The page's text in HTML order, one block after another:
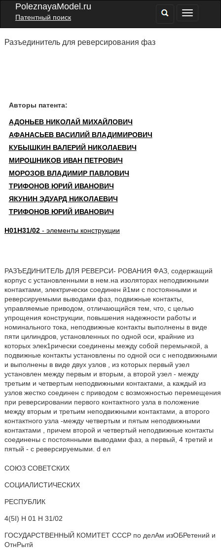
PoleznayaModel.ru
Патентный поиск
Разъединитель для реверсирования фаз
Авторы патента:
АДОНЬЕВ НИКОЛАЙ МИХАЙЛОВИЧ
АФАНАСЬЕВ ВАСИЛИЙ ВЛАДИМИРОВИЧ
КУБЫШКИН ВАЛЕРИЙ НИКОЛАЕВИЧ
МИРОШНИКОВ ИВАН ПЕТРОВИЧ
МОРОЗОВ ВЛАДИМИР ПАВЛОВИЧ
ТРИФОНОВ ЮРИЙ ИВАНОВИЧ
ЯКУНИН ЭДУАРД НИКОЛАЕВИЧ
ТРИФОНОВ ЮРИЙ ИВАНОВИЧ
H01H31/02- элементы конструкции
РАЗЪЕДИНИТЕЛЬ ДЛЯ РЕВЕРСИ- РОВАНИЯ ФАЗ, содержащий
корпус с установленными в нем.на изоляторах неподвижными
контактами, электрически соединен й1ми с постоянными и
реверсируемыми выводами фаз, подвижные контакты,
управляемые приводом, отличающийся тем, что, с целью
упрощения конструкции, повышения надежности работы и
номинального тока, неподвижные контакты выполнены в виде
пяти цилиндров, установленных по одной оси, крайние из
которых элек1рически соединены между собой перемычкой, а
подвижные контакты установлены по одной оси с неподвижными
и выполнены в виде двух узлов , из которых первый узел
установлен между первым и вторым, а второй узел - между
третьим и четвертым неподвижными контактами, а каждый из
узлов жестко соединен с приводом с возможностью перемещения
при реверсировании первого контактного узла в положение
между вторым и третьим неподвижными контактами, а второго
контактного узла -между четвертым и пятым неподвижными
контактами , причем второй и четвертый неподвижные контакты
соединены с постоянными выводами фаз, а первый, 4 третий и
пятый - с реверсируемыми. d ел
СОЮЗ СОВЕТСКИХ
СОЦИАЛИСТИЧЕСКИХ
РЕСПУБЛИК
4(5I) Н 01 Н 31/02
ГОСУДАРСТВЕННЫЙ КОМИТЕТ СССР по делАм изОБРетений и
ОтнРытй